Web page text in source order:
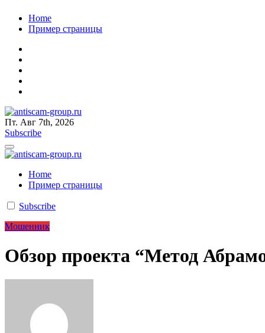
ПерейтиHome
Пример страницы
antiscam-group.ru
мошенник будет пойман
Пт. Авг 7th, 2026
Subscribe
antiscam-group.ru
мошенник будет пойман
Home
Пример страницы
Subscribe
Мошенник
Обзор проекта “Метод